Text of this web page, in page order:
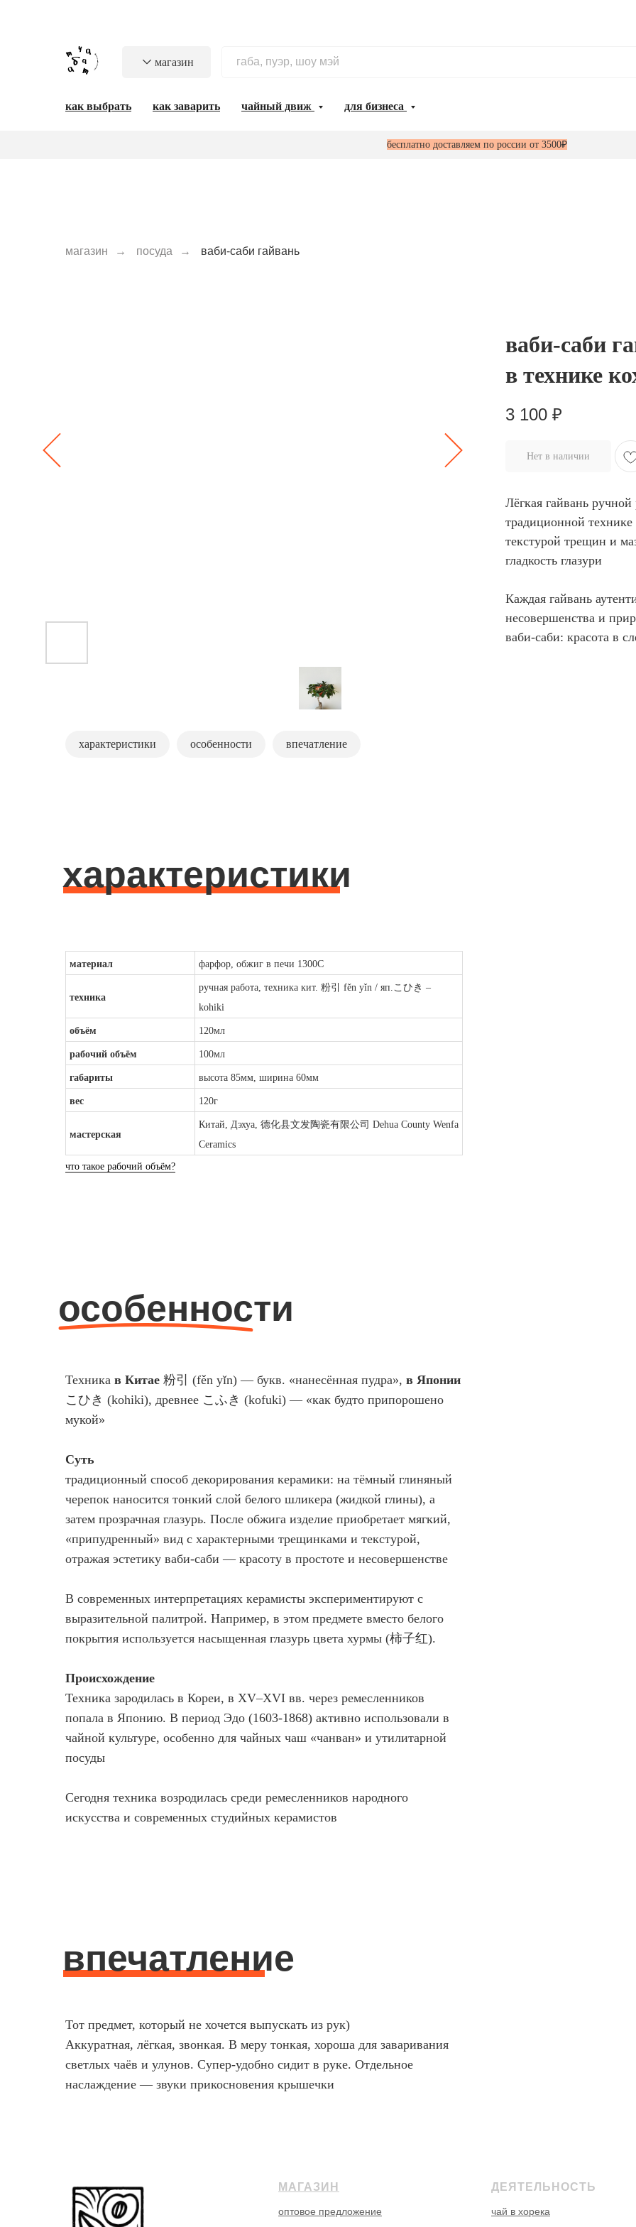
магазин
как выбрать как заварить чайный движ для бизнеса
бесплатно доставляем по россии от 3500₽
магазин → посуда → ваби-саби гайвань
ваби-саби
в технике
3 100 ₽
Нет в наличии
Лёгкая гайвань
традиционной
текстурой трещин и
гладкость глазури
Каждая гайвань
несовершенства и
ваби-саби: красота в
характеристики особенности впечатление
характеристики
материал фарфор, обжиг в печи 1300С
техника
ручная работа, техника кит. 粉引 fěn yǐn / яп.こひき –
kohiki
объём 120мл
рабочий объём 100мл
габариты высота 85мм, ширина 60мм
вес 120г
мастерская
Китай, Дэхуа, 德化县文发陶瓷有限公司 Dehua County Wenfa
Ceramics
что такое рабочий объём?
особенности
Техника в Китае 粉引 (fěn yǐn) — букв. «нанесённая пудра», в Японии
こひき (kohiki), древнее こふき (kofuki) — «как будто припорошено
мукой»
Суть
традиционный способ декорирования керамики: на тёмный глиняный
черепок наносится тонкий слой белого шликера (жидкой глины), а
затем прозрачная глазурь. После обжига изделие приобретает мягкий,
«припудренный» вид с характерными трещинками и текстурой,
отражая эстетику ваби-саби — красоту в простоте и несовершенстве
В современных интерпретациях керамисты экспериментируют с
выразительной палитрой. Например, в этом предмете вместо белого
покрытия используется насыщенная глазурь цвета хурмы (柿子红).
Происхождение
Техника зародилась в Кореи, в XV–XVI вв. через ремесленников
попала в Японию. В период Эдо (1603-1868) активно использовали в
чайной культуре, особенно для чайных чаш «чанван» и утилитарной
посуды
Сегодня техника возродилась среди ремесленников народного
искусства и современных студийных керамистов
впечатление
Тот предмет, который не хочется выпускать из рук)
Аккуратная, лёгкая, звонкая. В меру тонкая, хороша для заваривания
светлых чаёв и улунов. Супер-удобно сидит в руке. Отдельное
наслаждение — звуки прикосновения крышечки
МАГАЗИН
оптовое предложение
ДЕЯТЕЛЬНОСТЬ
чай в хорека